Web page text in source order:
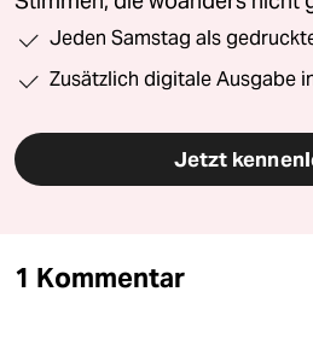
Jeden Samstag als
Zusätzlich digitale Ausgabe
Jetzt
1 Kommentar